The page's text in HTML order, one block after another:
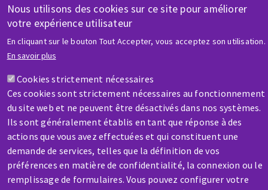
Nous utilisons des cookies sur ce site pour améliorer
votre expérience utilisateur
En cliquant sur le bouton Tout Accepter, vous acceptez son utilisation.
En savoir plus
Cookies strictement nécessaires
Ces cookies sont strictement nécessaires au fonctionnement
du site web et ne peuvent être désactivés dans nos systèmes.
Ils sont généralement établis en tant que réponse à des
actions que vous avez effectuées et qui constituent une
demande de services, telles que la définition de vos
préférences en matière de confidentialité, la connexion ou le
remplissage de formulaires. Vous pouvez configurer votre
Contactez-nous
SAV / RÉPARATION
Une machine cassée ? En panne ?
Contactez-nous